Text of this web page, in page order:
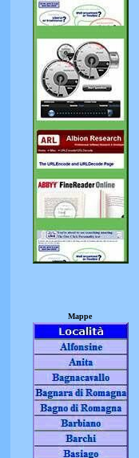
Mappe